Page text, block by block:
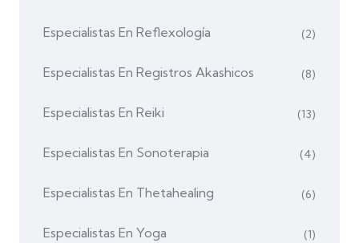
Especialistas En Reflexología (2)
Especialistas En Registros Akashicos (8)
Especialistas En Reiki (13)
Especialistas En Sonoterapia (4)
Especialistas En Thetahealing (6)
Especialistas En Yoga (1)